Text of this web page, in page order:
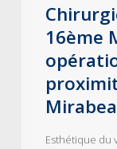
16ème
Esthétique du